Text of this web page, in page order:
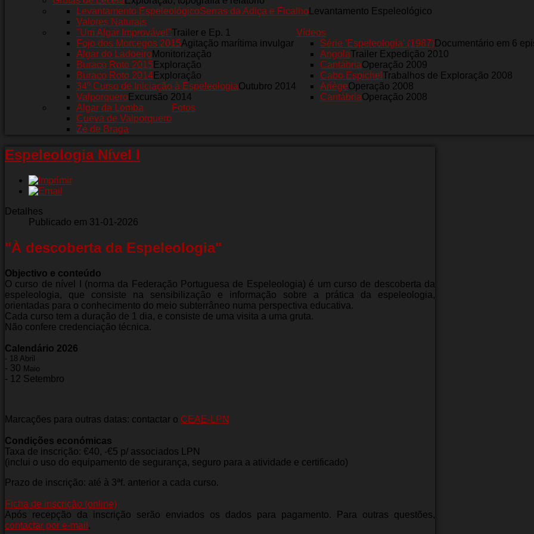
Serras da Adiça e Ficalho Levantamento Espeleológico
Levantamento Espeleológico
Valores Naturais
Vídeos
"Um Algar Improvável"Trailer e Ep. 1
Fojo dos Morcegos 2015Agitação marítima invulgar
Algar do LadoeiroMonitorização
Buraco Roto 2015 Exploração
Buraco Roto 2014Exploração
34º Curso de Iniciação à EspeleologiaOutubro 2014
ValporqueroExcursão 2014
Série 'Espeleologia' (1987)Documentário em 6
AngolaTrailer Expedição 2010
CantábriaOperação 2009
Cabo Espichel Trabalhos de Exploração 2008
AriègeOperação 2008
CantábriaOperação 2008
Fotos
Algar da Lomba
Cueva de Valporquero
Zé de Braga
Espeleologia Nível I
Detalhes
Publicado em 31-01-2026
"À descoberta da Espeleologia"
Objectivo e conteúdo
O curso de nível I (norma da Federação Portuguesa de Espeleologia) é um curso de descoberta da
espeleologia, que consiste na sensibilização e informação sobre a prática da espeleologia,
orientadas para o conhecimento do meio subterrâneo numa perspectiva educativa.
Cada curso tem a duração de 1 dia, e consiste de uma visita a uma gruta.
Não confere credenciação técnica.
Calendário 2026
- 18 Abril
- ⁠30 Maio
- ⁠12 Setembro
Marcações para outras datas: contactar o CEAE-LPN
Condições económicas
Taxa de inscrição: €40, -€5 p/ associados LPN
(inclui o uso do equipamento de segurança, seguro para a atividade e certificado)
Prazo de inscrição: até à 3ªf. anterior a cada curso.
Ficha de inscrição (online)
Após recepção da inscrição serão enviados os dados para pagamento. Para outras questões,
contactar por e-mail .